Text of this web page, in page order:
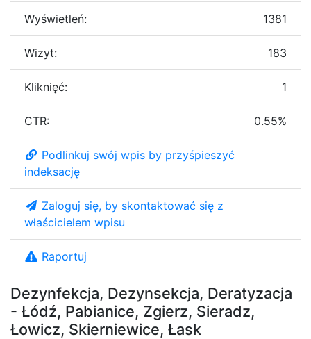
Dezynfekcja, Dezynsekcja, Deratyzacja
- Łódź, Pabianice, Zgierz, Sieradz,
Łowicz, Skierniewice, Łask
Wyświetleń: 1381
Wizyt: 183
Kliknięć: 1
CTR: 0.55%
Podlinkuj swój wpis by przyśpieszyć
indeksację
Zaloguj się, by skontaktować się z
właścicielem wpisu
Raportuj